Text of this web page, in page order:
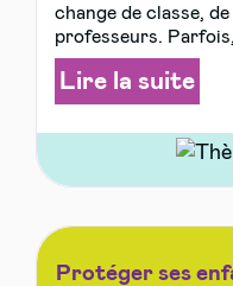
change de classe,
professeurs.
Lire la suite
Protéger ses